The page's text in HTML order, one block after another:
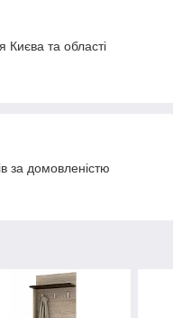
Києва та області
за домовленістю